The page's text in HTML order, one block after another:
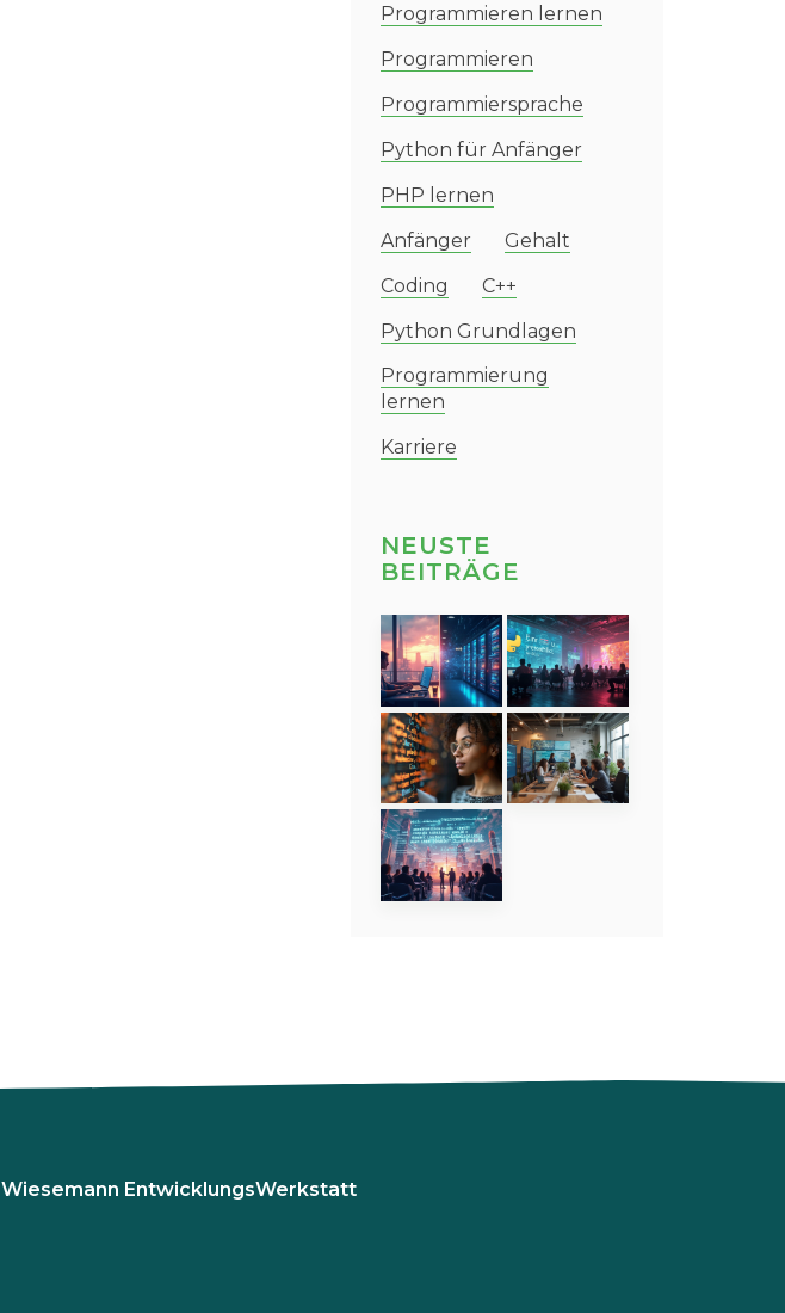
Programmieren lernen
Programmieren
Programmiersprache
Python für Anfänger
PHP lernen
Anfänger
Gehalt
Coding
C++
Python Grundlagen
Programmierung
lernen
Karriere
NEUSTE
BEITRÄGE
Wiesemann EntwicklungsWerkstatt